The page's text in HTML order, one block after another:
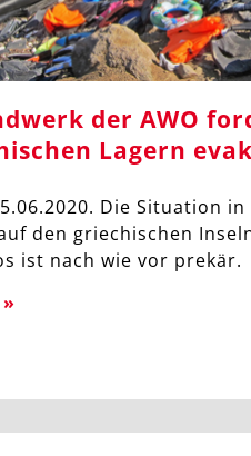
der AWO
Lagern
Die Situation
den griechischen
ist nach wie vor prekär.